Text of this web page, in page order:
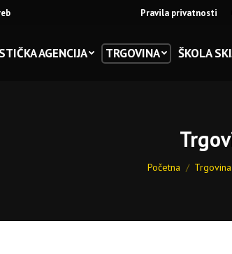
Pravila privatnosti
AGENCIJA TRGOVINA ŠKOLA
You are
Početna Trgovina